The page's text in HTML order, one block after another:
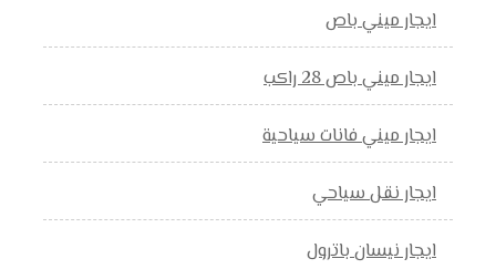
ايجار ميني باص
ايجار ميني باص 28 راكب
ايجار ميني فانات سياحية
ايجار نقل سياحي
ايجار نيسان باترول